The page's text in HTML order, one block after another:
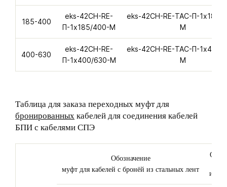
185-400
eks-42CH-RE-
П-1х185/400-M
eks-42CH-RE-ТАС-П-1х185/
M
400-630
eks-42CH-RE-
П-1х400/630-M
eks-42CH-RE-ТАС-П-1х400/
M
Таблица для заказа переходных муфт для
бронированных кабелей для соединения кабелей
БПИ с кабелями СПЭ
Обозначение
муфт для кабелей с бронёй из стальных лент
из